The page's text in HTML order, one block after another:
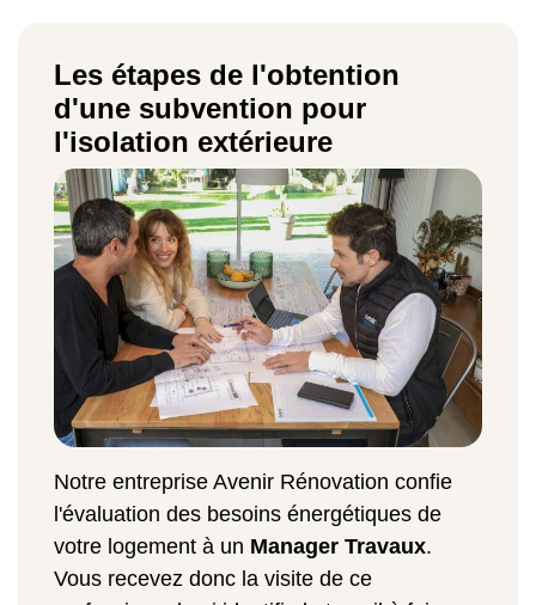
Les étapes de l'obtention
d'une subvention pour
l'isolation extérieure
Notre entreprise Avenir Rénovation confie
l'évaluation des besoins énergétiques de
votre logement à un Manager Travaux.
Vous recevez donc la visite de ce